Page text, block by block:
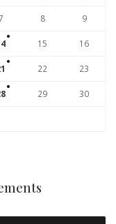
8 9
15 16
22 23
29 30